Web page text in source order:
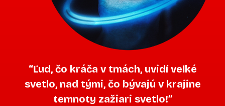
“Ľud, čo kráča v tmách, uvidí veľké
svetlo, nad tými, čo bývajú v krajine
temnoty zažiari svetlo!”